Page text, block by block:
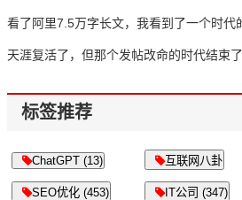
了
看了阿里7.5万字长文，我看到了一个时代
天涯复活了，但那个发帖改命的时代结束了
标签推荐
ChatGPT (13) 互联网八卦
SEO优化 (453) IT公司 (347)